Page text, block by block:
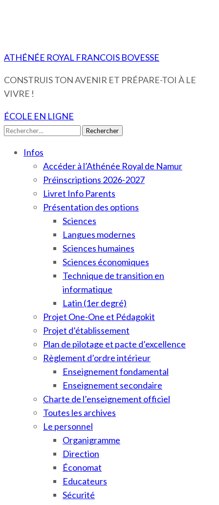
ATHÉNÉE ROYAL FRANCOIS BOVESSE
CONSTRUIS TON AVENIR ET PRÉPARE-TOI À LE
VIVRE !
ÉCOLE EN LIGNE
Rechercher :
Infos
Accéder à l’Athénée Royal de Namur
Préinscriptions 2026-2027
Livret Info Parents
Présentation des options
Sciences
Langues modernes
Sciences humaines
Sciences économiques
Technique de transition en
informatique
Latin (1er degré)
Projet One-One et Pédagokit
Projet d’établissement
Plan de pilotage et pacte d’excellence
Règlement d’ordre intérieur
Enseignement fondamental
Enseignement secondaire
Charte de l’enseignement officiel
Toutes les archives
Le personnel
Organigramme
Direction
Économat
Educateurs
Sécurité